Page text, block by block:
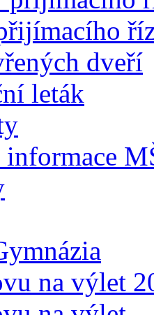
dveří
leták
na výlet